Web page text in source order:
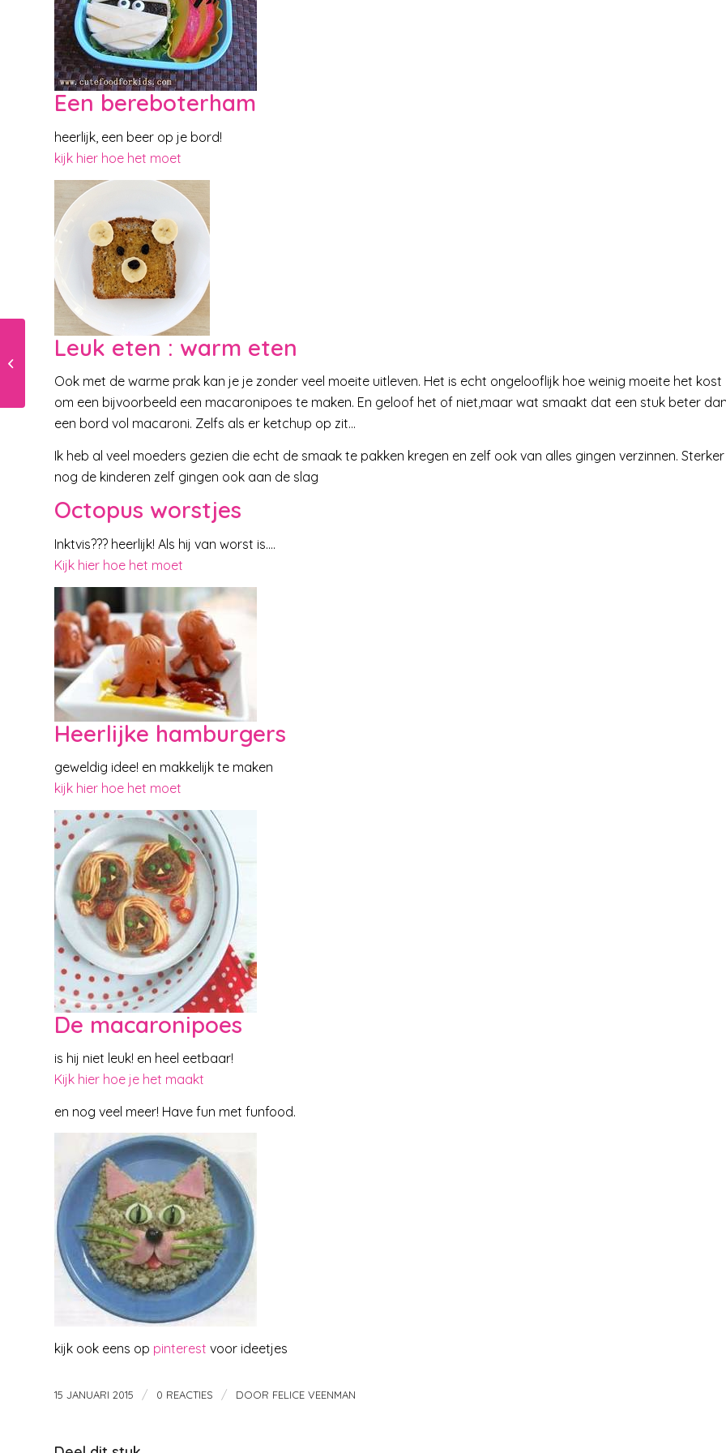
Een bereboterham
heerlijk, een beer op je bord!
kijk hier hoe het moet
Leuk eten : warm eten
Ook met de warme prak kan je je zonder veel moeite uitleven. Het is echt ongelooflijk hoe weinig moeite het kost
om een bijvoorbeeld een macaronipoes te maken. En geloof het of niet,maar wat smaakt dat een stuk beter
een bord vol macaroni. Zelfs als er ketchup op zit…
Ik heb al veel moeders gezien die echt de smaak te pakken kregen en zelf ook van alles gingen verzinnen. Sterker
nog de kinderen zelf gingen ook aan de slag
Octopus worstjes
Inktvis??? heerlijk! Als hij van worst is….
Kijk hier hoe het moet
Heerlijke hamburgers
geweldig idee! en makkelijk te maken
kijk hier hoe het moet
De macaronipoes
is hij niet leuk! en heel eetbaar!
Kijk hier hoe je het maakt
en nog veel meer! Have fun met funfood.
kijk ook eens op pinterest voor ideetjes
15 JANUARI 2015 / 0 REACTIES / DOOR FELICE VEENMAN